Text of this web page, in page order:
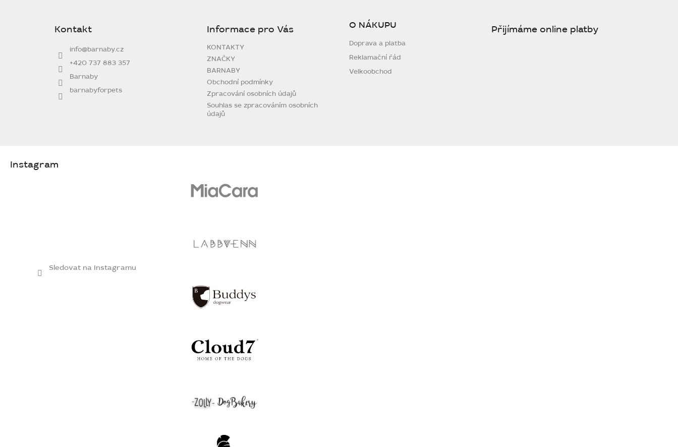
Kontakt
info@barnaby.cz
+420 737 883 357
Barnaby
barnabyforpets
Informace pro Vás
KONTAKTY
ZNAČKY
BARNABY
Obchodní podmínky
Zpracování osobních údajů
Souhlas se zpracováním osobních
údajů
O NÁKUPU
Doprava a platba
Reklamační řád
Velkoobchod
Přijímáme online platby
Instagram
Sledovat na Instagramu